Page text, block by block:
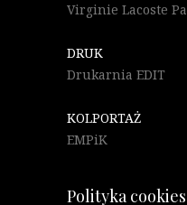
Virginie Lacoste
DRUK
Drukarnia EDIT
KOLPORTAŻ
EMPiK
Polityka cookies